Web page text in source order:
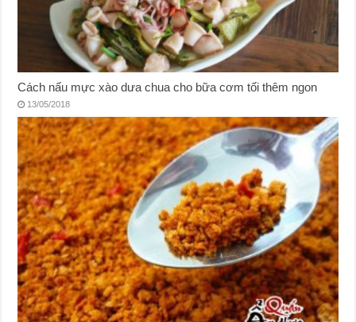
Cách nấu mực xào dưa chua cho bữa cơm tối thêm ngon
13/05/2018